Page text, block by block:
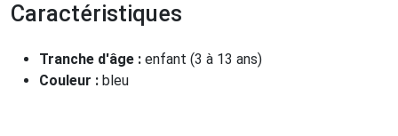
Caractéristiques
Tranche d'âge : enfant (3 à 13 ans)
Couleur : bleu